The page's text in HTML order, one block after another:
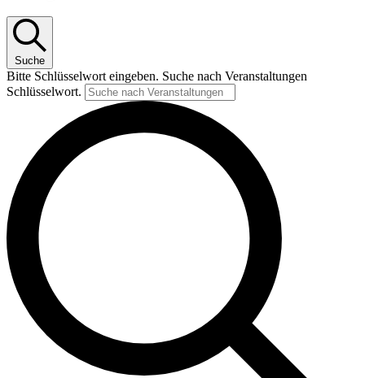
Suche
Bitte Schlüsselwort eingeben. Suche nach Veranstaltungen
Schlüsselwort.